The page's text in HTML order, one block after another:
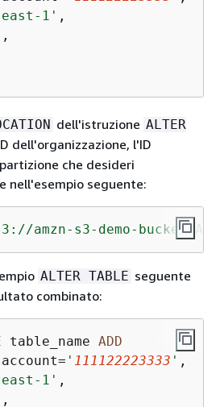
1'
dell'istruzione ALTER
dell'organizzazione, l'ID
che desideri
nell'esempio seguente:
amzn-s3-demo-bucket/
ALTER TABLE seguente
combinato:
table_name ADD
= ' 111122223333 ' ,
1'